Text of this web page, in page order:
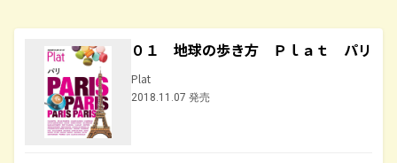
０１ 地球の歩き方 Ｐｌａｔ パリ
Plat
2018.11.07 発売